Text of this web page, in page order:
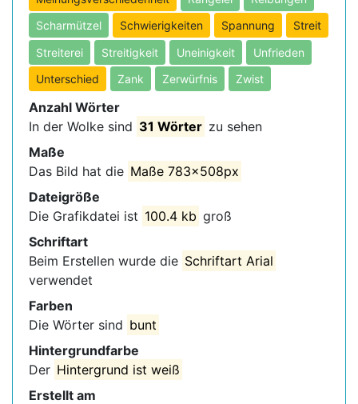
Scharmützel
Schwierigkeiten Spannung
Streit
Streiterei
Streitigkeit Uneinigkeit
Unfrieden
Unterschied
Zank Zerwürfnis Zwist
Anzahl Wörter
In der Wolke sind 31 Wörter zu sehen
Maße
Das Bild hat die Maße 783x508px
Dateigröße
Die Grafikdatei ist 100.4 kb groß
Schriftart
Beim Erstellen wurde die Schriftart Arial
verwendet
Farben
Die Wörter sind bunt
Hintergrundfarbe
Der Hintergrund ist weiß
Erstellt am